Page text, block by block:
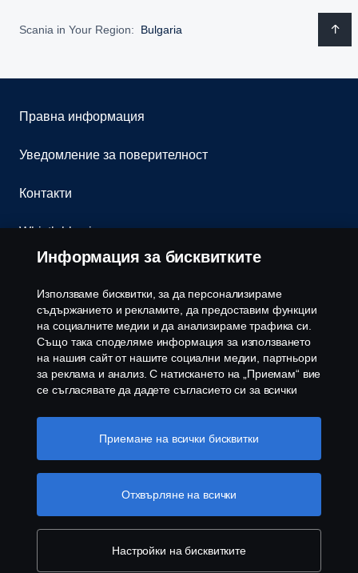
Scania in Your Region: Bulgaria
Правна информация
Уведомление за поверителност
Контакти
Whistleblowing
Бюлетин
Политика за бисквитки
Настройки на бисквитките
Скания България ЕООД, 1186 София, с. Герман,
ул. Манастирска воденица №5, Тел.+359 2 970
54 00
Информация за бисквитките
Използваме бисквитки, за да персонализираме
съдържанието и рекламите, да предоставим функции
на социалните медии и да анализираме трафика си.
Също така споделяме информация за използването
на нашия сайт от нашите социални медии, партньори
за реклама и анализ. С натискането на „Приемам“ вие
се съгласявате да дадете съгласието си за всички
споделя. Можете също така да управлявате своите
бисквитки, като щракнете върху „Настройки на
който можете да намерите, като щракнете върху
връзката под този текст Повече информация за
вашата поверителност
Настройки на бисквитките
Отхвърляне на всички
Приемане на всички бисквитки